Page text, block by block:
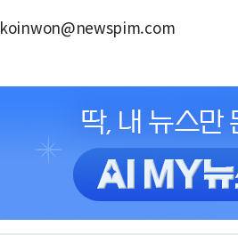
koinwon@newspim.com